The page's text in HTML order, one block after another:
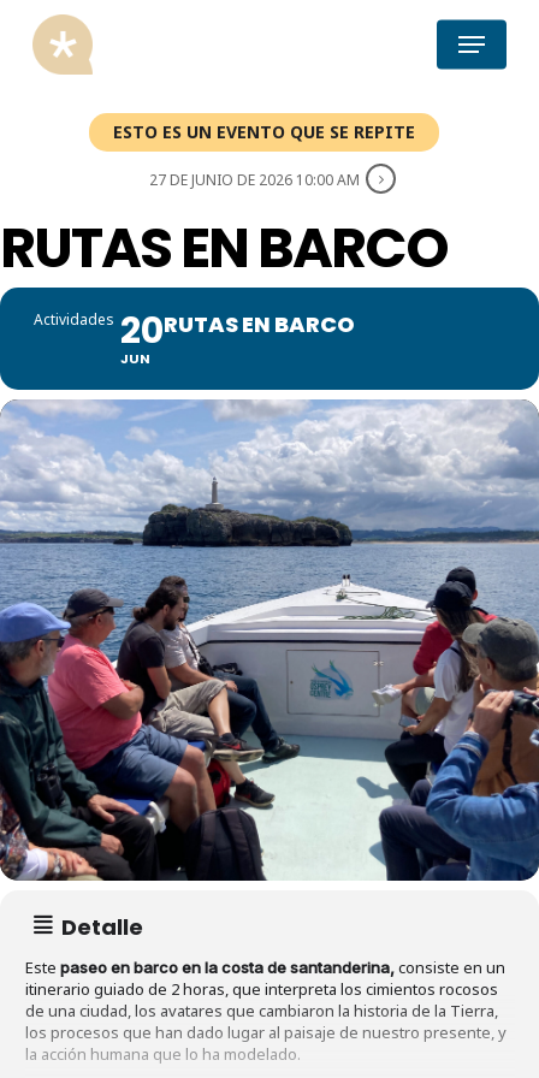
main
Menu
ESTO ES UN EVENTO QUE SE REPITE
27 DE JUNIO DE 2026 10:00 AM
RUTAS EN BARCO
Actividades 20
JUN
RUTAS EN BARCO
Detalle
Este paseo en barco en la costa de santanderina,consiste en un
itinerario guiado de 2 horas, que interpreta los cimientos rocosos
de una ciudad, los avatares que cambiaron la historia de la Tierra,
los procesos que han dado lugar al paisaje de nuestro presente, y
la acción humana que lo ha modelado.